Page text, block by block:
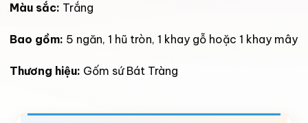
Màu sắc: Trắng
Bao gồm: 5 ngăn, 1 hũ tròn, 1 khay gỗ hoặc 1 khay mây
Thương hiệu: Gốm sứ Bát Tràng